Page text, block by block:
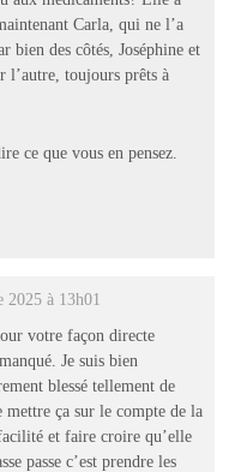
Carla, qui ne l’a
bien des côtés, Joséphine et
l’autre, toujours prêts à
ce que vous en pensez.
2025 à 13h01
votre façon directe
Je suis bien
blessé tellement de
mettre ça sur le compte de la
et faire croire qu’elle
passe c’est prendre les